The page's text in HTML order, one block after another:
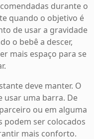
durante o
quando o objetivo é
de usar a gravidade
o bebê a descer,
mais espaço para se
deve manter. O
usar uma barra. De
ou em alguma
podem ser colocados
mais conforto.